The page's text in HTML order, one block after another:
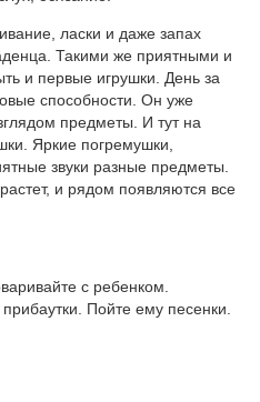
ласки и даже запах
Такими же приятными и
и первые игрушки. День за
способности. Он уже
предметы. И тут на
Яркие погремушки,
звуки разные предметы.
и рядом появляются все
с ребенком.
Пойте ему песенки.